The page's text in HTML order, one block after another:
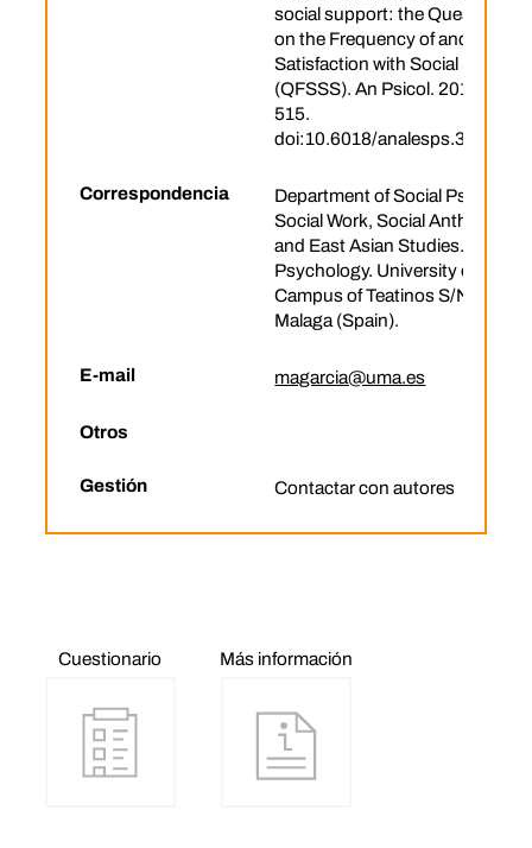
social support: the
on the Frequency of and
Satisfaction with Social Support
(QFSSS). An Psicol.
515.
doi:10.6018/
Correspondencia
Department of Social
Social Work, Social
and East Asian Studies. Faculty
Psychology. University of
Campus of Teatinos S/N. 29071
Malaga (Spain).
E-mail magarcia@uma.es
Otros
Gestión Contactar con autores
Cuestionario Más información